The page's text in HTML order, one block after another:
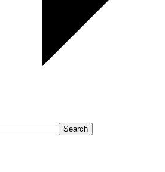
Search